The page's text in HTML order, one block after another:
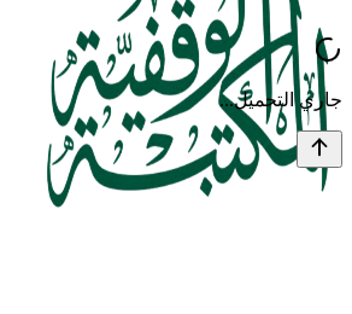
جاري التحميل...